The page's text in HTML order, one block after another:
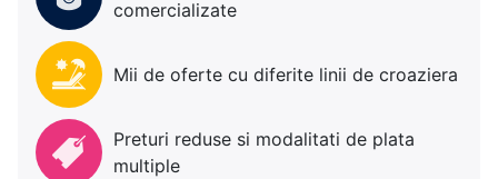
comercializate
Mii de oferte cu diferite linii de croaziera
Preturi reduse si modalitati de plata
multiple